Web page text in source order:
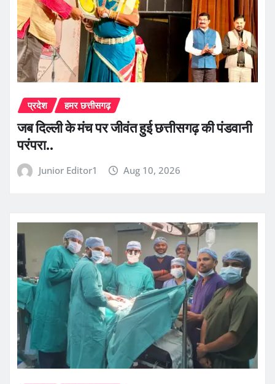
प्रदेश हमर छत्तीसगढ़
जब दिल्ली के मंच पर जीवंत हुई छत्तीसगढ़ की पंडवानी
परंपरा..
Junior Editor1 Aug 10, 2026